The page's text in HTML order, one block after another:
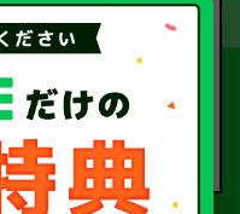
査定
査定のプロが
お電話で回答いたしま
す。